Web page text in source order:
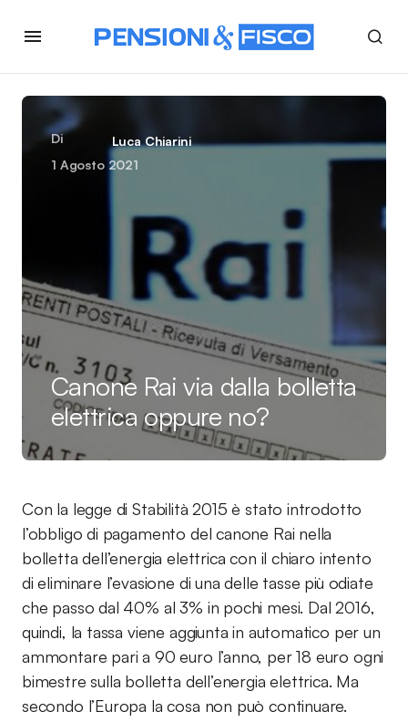
Di
Luca Chiarini
1 Agosto 2021
Canone Rai via dalla bolletta
elettrica oppure no?
Con la legge di Stabilità 2015 è stato introdotto
l’obbligo di pagamento del canone Rai nella
bolletta dell’energia elettrica con il chiaro intento
di eliminare l’evasione di una delle tasse più odiate
che passo dal 40% al 3% in pochi mesi. Dal 2016,
quindi, la tassa viene aggiunta in automatico per un
ammontare pari a 90 euro l’anno, per 18 euro ogni
bimestre sulla bolletta dell’energia elettrica. Ma
secondo l’Europa la cosa non può continuare.